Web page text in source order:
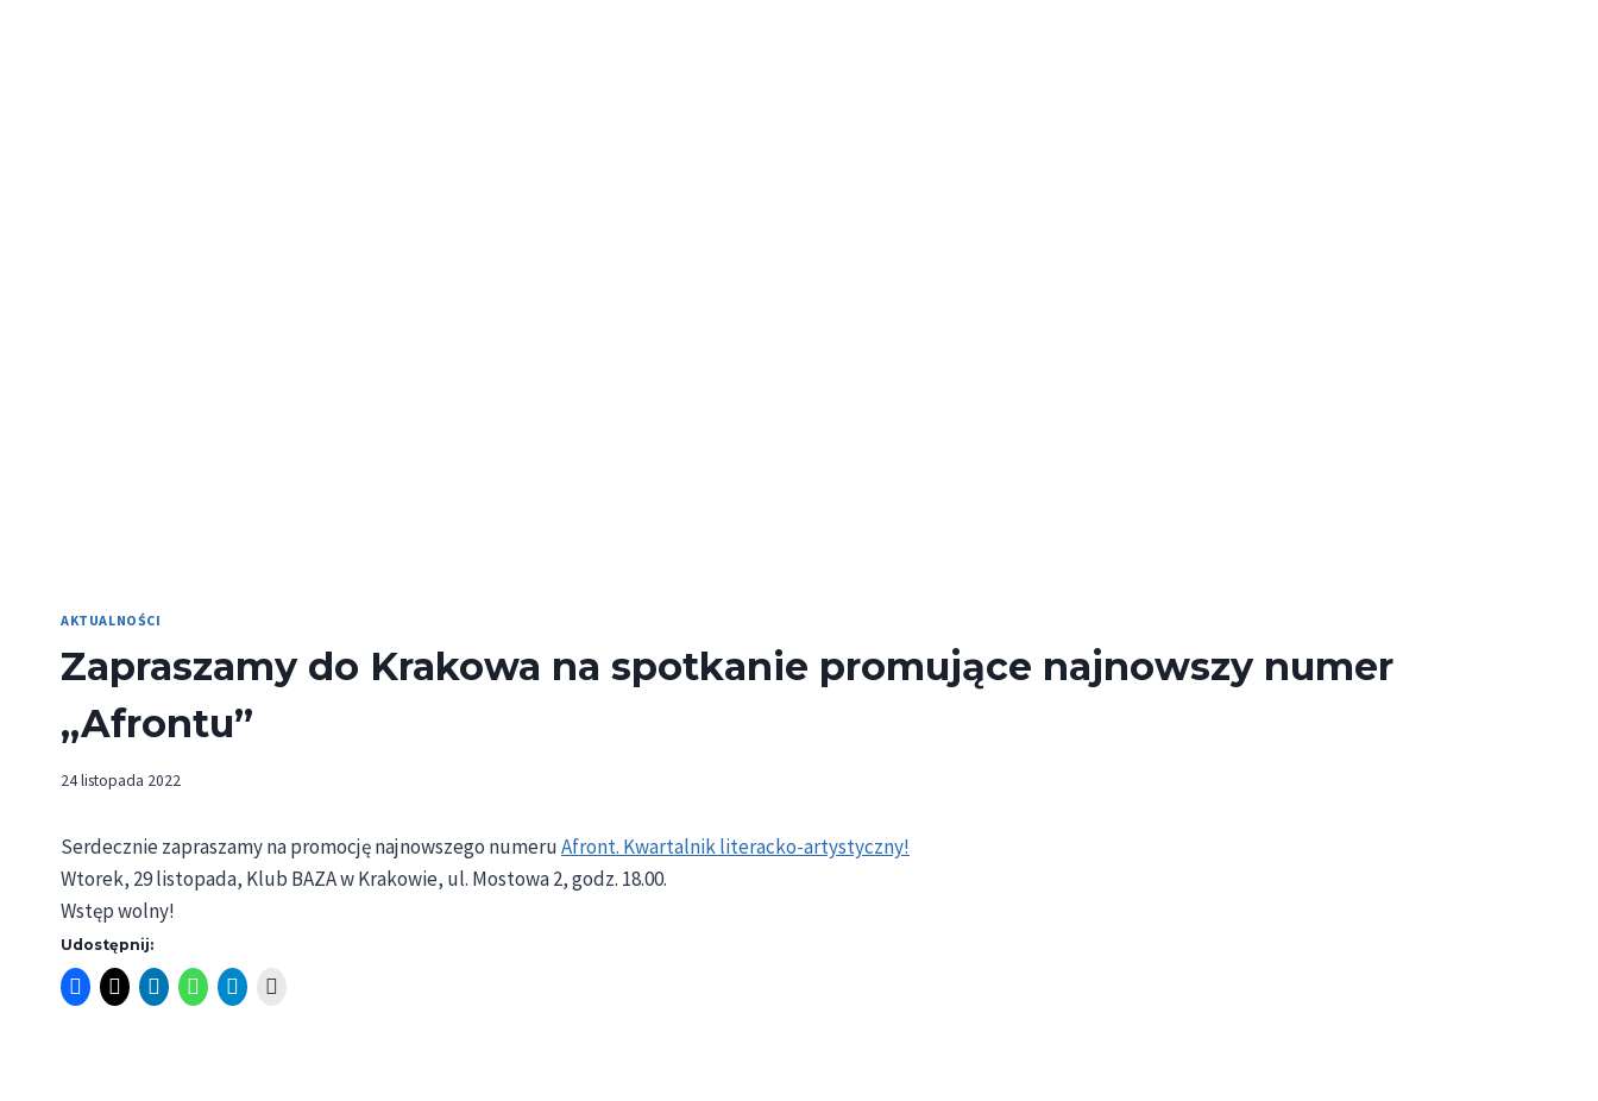
AKTUALNOŚCI
Zapraszamy do Krakowa na spotkanie promujące najnowszy numer
„Afrontu”
24 listopada 2022
Serdecznie zapraszamy na promocję najnowszego numeruAfront. Kwartalnik literacko-artystyczny!
Wtorek, 29 listopada, Klub BAZA w Krakowie, ul. Mostowa 2, godz. 18.00.
Wstęp wolny!
Udostępnij: